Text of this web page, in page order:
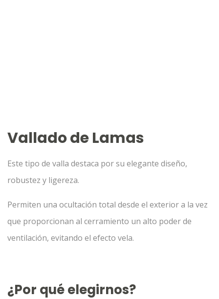
Vallado de Lamas
Este tipo de valla destaca por su elegante diseño,
robustez y ligereza.
Permiten una ocultación total desde el exterior a la vez
que proporcionan al cerramiento un alto poder de
ventilación, evitando el efecto vela.
¿Por qué elegirnos?